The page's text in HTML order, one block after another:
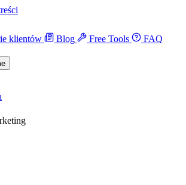
klientów Blog Free Tools
FAQ